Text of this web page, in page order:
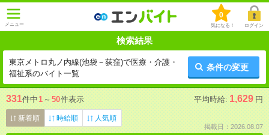
メニュー
0
気になる！ ログイン
検索結果
東京メトロ丸ノ内線(池袋－荻窪)で医療・介護・
福祉系のバイト一覧
条件の変更
331件中1 ～ 50件表示 平均時給: 1,629 円
新着順 時給順 人気順
掲載日：2026.08.07